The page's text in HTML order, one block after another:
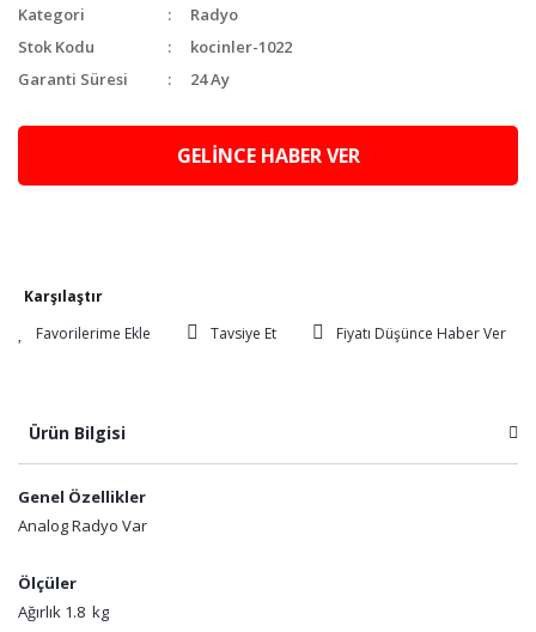
Kategori
Radyo
Stok Kodu
kocinler-1022
Garanti Süresi
24 Ay
GELİNCE HABER VER
Karşılaştır
Tavsiye Et
Fiyatı Düşünce Haber Ver
Ürün Bilgisi
Genel Özellikler
Analog Radyo Var
Ölçüler
Ağırlık 1.8 kg